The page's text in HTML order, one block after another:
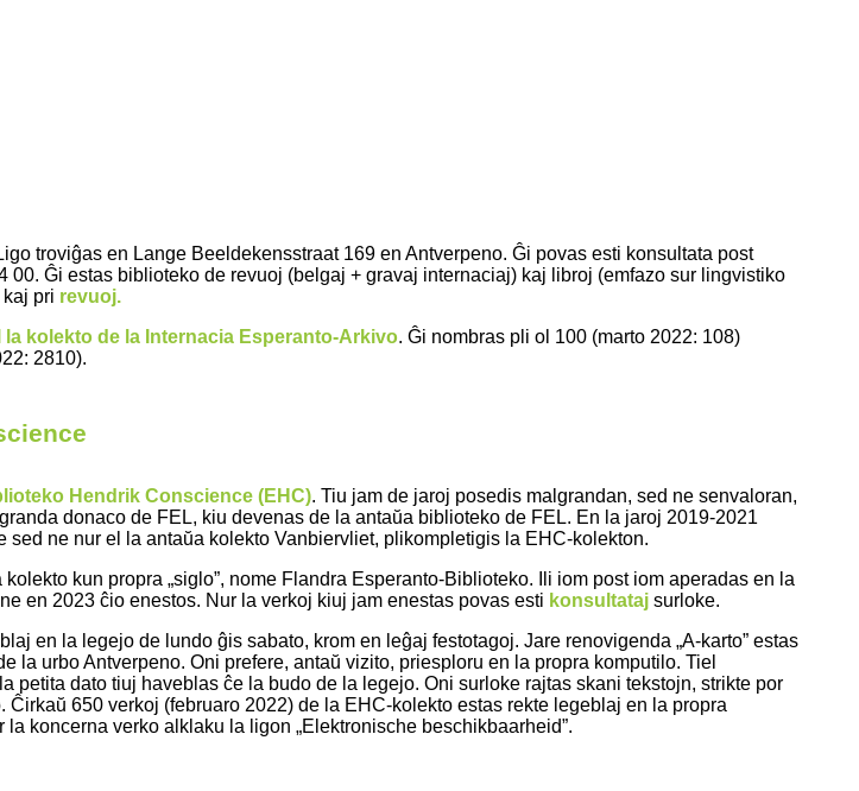
troviĝas en Lange Beeldekensstraat 169 en Antverpeno. Ĝi povas esti konsultata post
00. Ĝi estas biblioteko de revuoj (belgaj + gravaj internaciaj) kaj libroj (emfazo sur lingvistiko
pri revuoj.
kolekto de la Internacia Esperanto-Arkivo. Ĝi nombras pli ol 100 (marto 2022: 108)
2810).
Hendrik Conscience (EHC). Tiu jam de jaroj posedis malgrandan, sed ne senvaloran,
donaco de FEL, kiu devenas de la antaŭa biblioteko de FEL. En la jaroj 2019-2021
ne nur el la antaŭa kolekto Vanbiervliet, plikompletigis la EHC-kolekton.
kun propra „siglo”, nome Flandra Esperanto-Biblioteko. Ili iom post iom aperadas en la
en 2023 ĉio enestos. Nur la verkoj kiuj jam enestas povas esti konsultatajsurloke.
en la legejo de lundo ĝis sabato, krom en leĝaj festotagoj. Jare renovigenda „A-karto” estas
la urbo Antverpeno. Oni prefere, antaŭ vizito, priesploru en la propra komputilo. Tiel
petita dato tiuj haveblas ĉe la budo de la legejo. Oni surloke rajtas skani tekstojn, strikte por
Ĉirkaŭ 650 verkoj (februaro 2022) de la EHC-kolekto estas rekte legeblaj en la propra
koncerna verko alklaku la ligon „Elektronische beschikbaarheid”.